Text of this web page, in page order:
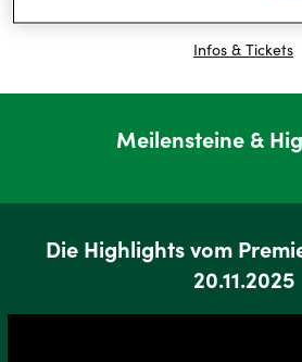
Infos & Tickets
Meilensteine &
Die Highlights vom
20.11.2025